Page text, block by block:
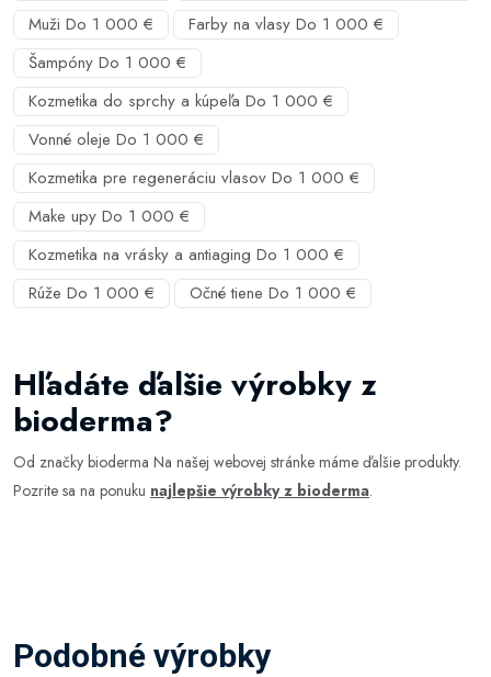
Muži Do 1 000 €
Farby na vlasy Do 1 000 €
Šampóny Do 1 000 €
Kozmetika do sprchy a kúpeľa Do 1 000 €
Vonné oleje Do 1 000 €
Kozmetika pre regeneráciu vlasov Do 1 000 €
Make upy Do 1 000 €
Kozmetika na vrásky a antiaging Do 1 000 €
Rúže Do 1 000 €
Očné tiene Do 1 000 €
Hľadáte ďalšie výrobky z
bioderma?
Od značky bioderma Na našej webovej stránke máme ďalšie produkty.
Pozrite sa na ponuku najlepšie výrobky z bioderma.
Podobné výrobky